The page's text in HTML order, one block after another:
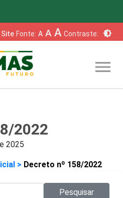
Site Fonte: A A A Contraste: brightness_6
menu
2022
2025
> Decreto nº 158/2022
Pesquisar